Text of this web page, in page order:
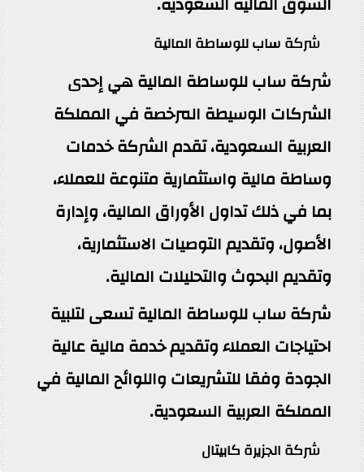
شركة ساب للوساطة المالية
شركة ساب للوساطة المالية هي إحدى
الشركات الوسيطة المرخصة في المملكة
العربية السعودية، تقدم الشركة خدمات
وساطة مالية واستثمارية متنوعة للعملاء،
بما في ذلك تداول الأوراق المالية، وإدارة
الأصول، وتقديم التوصيات الاستثمارية،
وتقديم البحوث والتحليلات المالية.
شركة ساب للوساطة المالية تسعى لتلبية
احتياجات العملاء وتقديم خدمة مالية عالية
الجودة وفقا للتشريعات واللوائح المالية في
المملكة العربية السعودية.
شركة الجزيرة كابيتال